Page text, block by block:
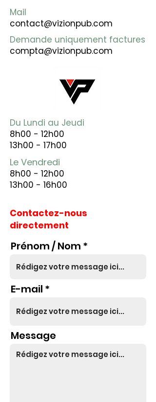
Mail
contact@vizionpub.com
Demande uniquement factures
compta@vizionpub.com
Du Lundi au Jeudi
8h00 - 12h00
13h00 - 17h00
Le Vendredi
8h00 - 12h00
13h00 - 16h00
Contactez-nous
directement
Prénom / Nom
E-mail
Message